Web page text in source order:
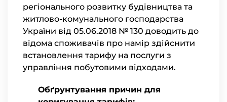
регіонального розвитку будівництва та
житлово-комунального господарства
України від 05.06.2018 № 130 доводить до
відома споживачів про намір здійснити
встановлення тарифу на послуги з
управління побутовими відходами.
Обґрунтування причин для